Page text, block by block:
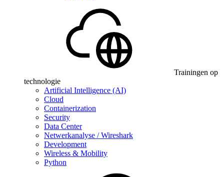
Trainingen op
technologie
Artificial Intelligence (AI)
Cloud
Containerization
Security
Data Center
Netwerkanalyse / Wireshark
Development
Wireless & Mobility
Python